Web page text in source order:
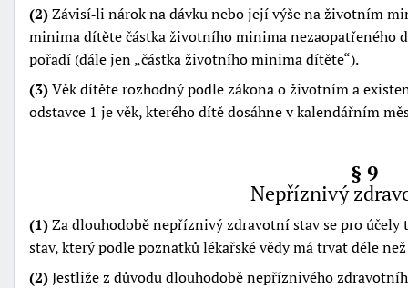
(2)Závisí‑li nárok na dávku nebo její výše na životním
minima dítěte částka životního minima nezaopatřeného
pořadí (dále jen částka životního minima dítěte ).
(3)Věk dítěte rozhodný podle zákona o životním a
odstavce 1 je věk, kterého dítě dosáhne v kalendářním
§ 9
Nepříznivý
(1)Za dlouhodobě nepříznivý zdravotní stav se pro
stav, který podle poznatků lékařské vědy má trvat déle
(2)Jestliže z důvodu dlouhodobě nepříznivého